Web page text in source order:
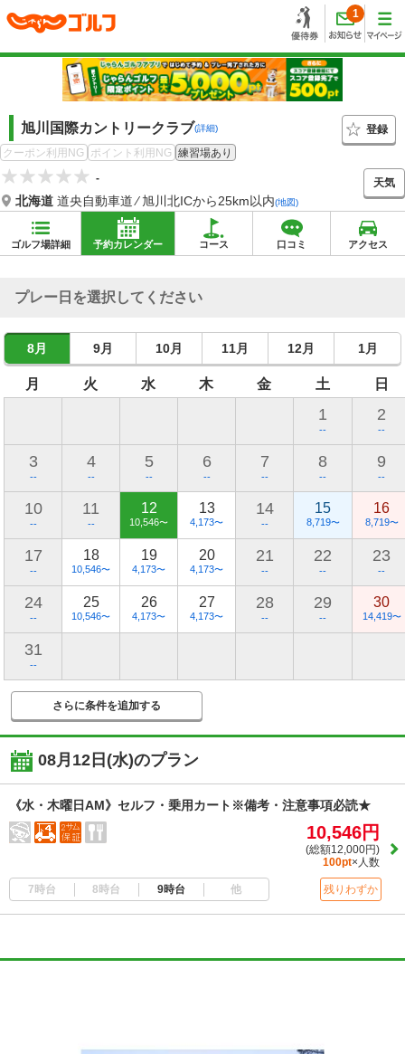
1
旭川国際カントリークラブ(詳細)
登録
クーポン利用NG
ポイント利用NG 練習場あり
-
北海道 道央自動車道 ⁄ 旭川北ICから25km以内(地図)
天気
ゴルフ場詳細 予約カレンダー コース 口コミ アクセス
プレー日を選択してください
8月 9月 10月 11月 12月 1月
月 火 水 木 金 土 日
1
--
2
--
3
--
4
--
5
--
6
--
7
--
8
--
9
--
10
--
11
--
12
10,546〜
13
4,173〜
14
--
15
8,719〜
16
8,719〜
17
--
18
10,546〜
19
4,173〜
20
4,173〜
21
--
22
--
23
--
24
--
25
10,546〜
26
4,173〜
27
4,173〜
28
--
29
--
30
14,419〜
31
--
さらに条件を追加する
08月12日(水)のプラン
《水・木曜日AM》セルフ・乗用カート※備考・注意事項必読★
10,546円
(総額12,000円)
100pt×人数
7時台 8時台 9時台 他 残りわずか